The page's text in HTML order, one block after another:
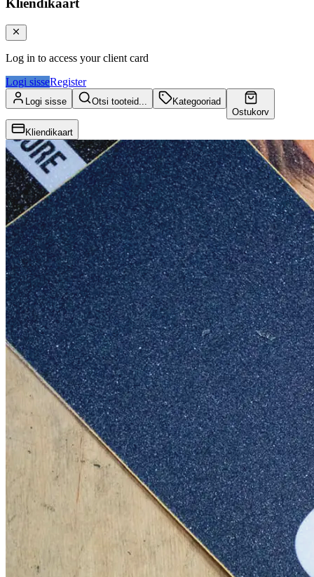
Kliendikaart
Log in to access your client card
Logi sisseRegister
Logi sisse Otsi tooteid...
Kategooriad
Ostukorv
Kliendikaart